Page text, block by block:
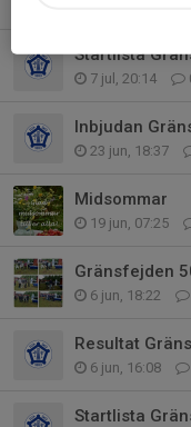
Startlista
7 jul, 20:14
Inbjudan
23 jun, 18:37
Midsommar
19 jun, 07:25
Gränsfejden
6 jun, 18:22
Resultat
6 jun, 16:08
Startlista